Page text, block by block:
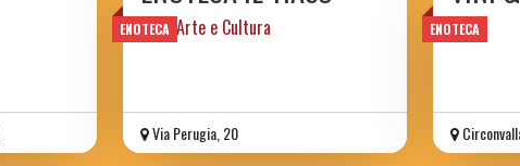
ENOTECAVino, Arte e Cultura
Via Perugia, 20
ENOTECA